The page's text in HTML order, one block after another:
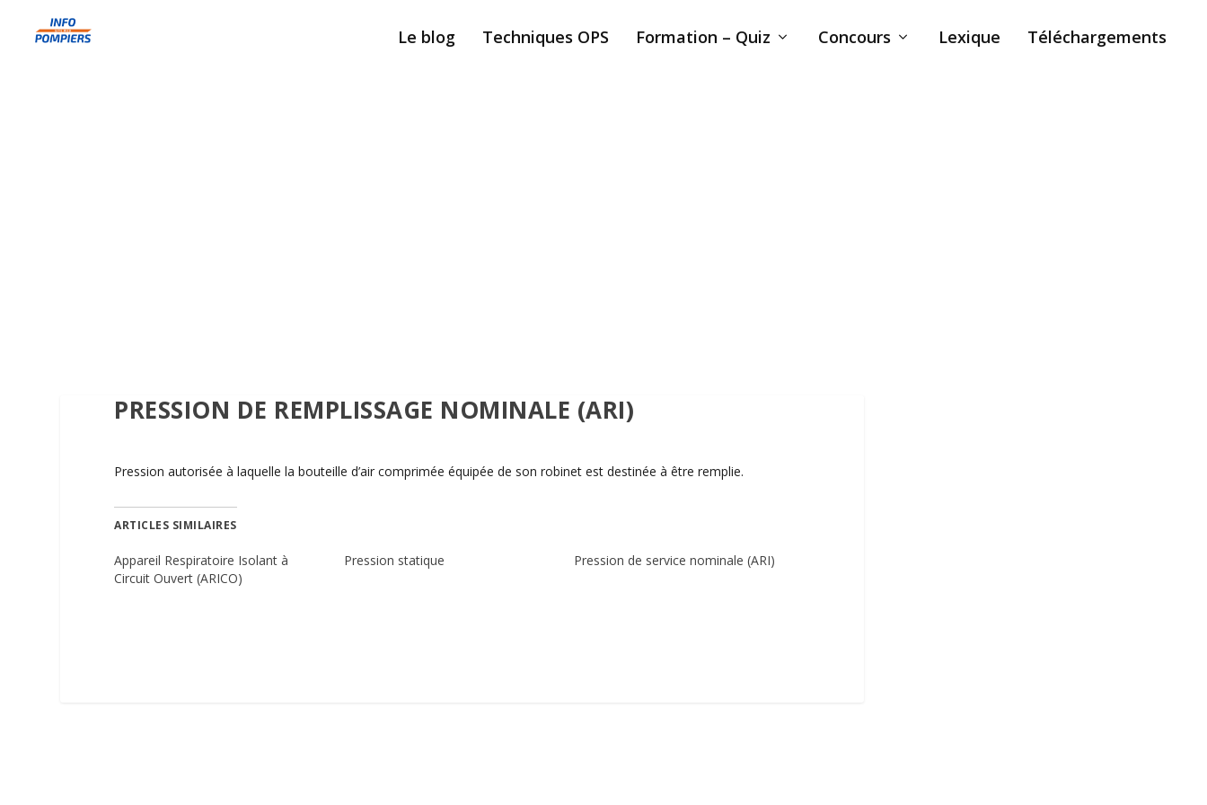
Le blog Techniques OPS Formation – Quiz Concours Lexique Téléchargements
PRESSION DE REMPLISSAGE NOMINALE (ARI)
Pression autorisée à laquelle la bouteille d’air comprimée équipée de son robinet est destinée à être remplie.
ARTICLES SIMILAIRES
Appareil Respiratoire Isolant à
Circuit Ouvert (ARICO)
Pression statique Pression de service nominale (ARI)